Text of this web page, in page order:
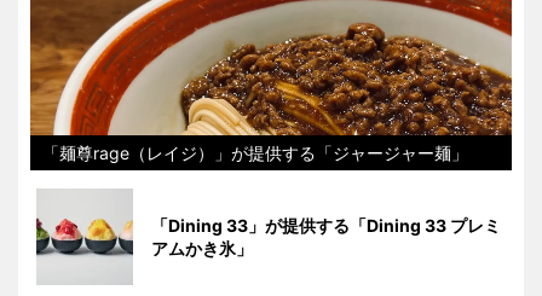
「麺尊rage（レイジ）」が提供する「ジャージャー麺」
「Dining 33」が提供する「Dining 33 プレミ
アムかき氷」